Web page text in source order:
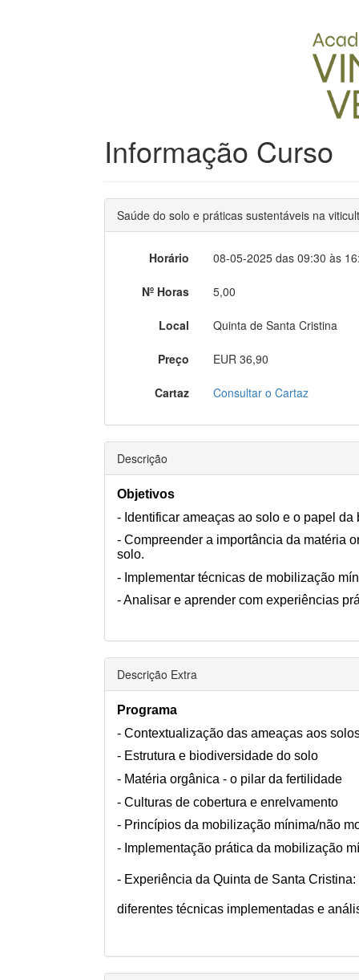
Informação Curso
Saúde do solo e práticas sustentáveis na
Horário 08-05-2025 das 09:30 às
Nº Horas 5,00
Local Quinta de Santa Cristina
Preço EUR 36,90
Cartaz Consultar o Cartaz
Descrição
Objetivos
- Identificar ameaças ao solo e o papel
- Compreender a importância da matéria
solo.
- Implementar técnicas de mobilização
- Analisar e aprender com experiências
Descrição Extra
Programa
- Contextualização das ameaças aos
- Estrutura e biodiversidade do solo
- Matéria orgânica - o pilar da fertilidade
- Culturas de cobertura e enrelvamento
- Princípios da mobilização mínima/não
- Implementação prática da mobilização
- Experiência da Quinta de Santa
diferentes técnicas implementadas e